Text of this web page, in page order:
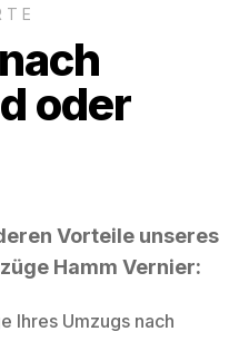
oder
Vorteile unseres
Hamm Vernier:
Ihres Umzugs nach